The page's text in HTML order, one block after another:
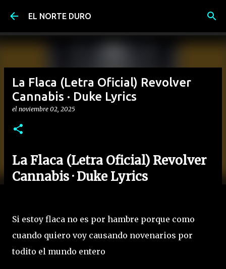
Ir al contenido principal
EL NORTE DURO
La Flaca (Letra Oficial) Revolver
Cannabis · Duke Lyrics
el noviembre 02, 2025
La Flaca (Letra Oficial) Revolver
Cannabis · Duke Lyrics
Si estoy flaca no es por hambre porque como
cuando quiero voy causando novenarios por
todito el mundo entero